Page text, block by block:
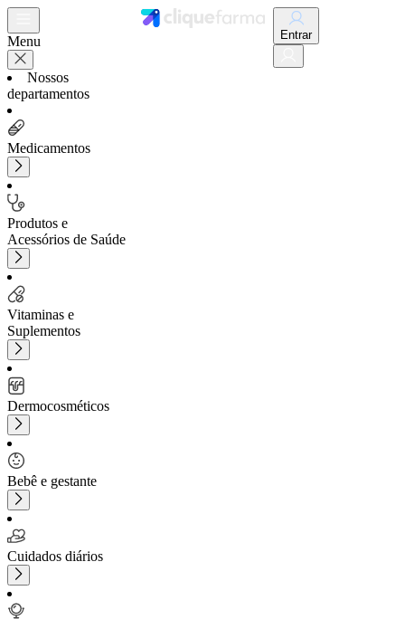
Menu
Nossos
departamentos
Medicamentos
Produtos e
Acessórios de Saúde
Vitaminas e
Suplementos
Dermocosméticos
Bebê e gestante
Cuidados diários
Entrar